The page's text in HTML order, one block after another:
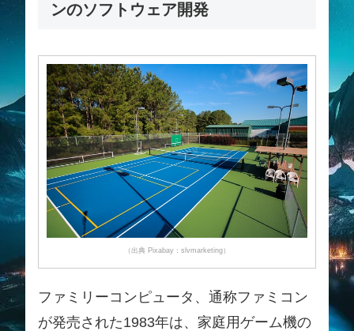
ンのソフトウェア開発
（出典 Pixabay：slvmarketing）
ファミリーコンピュータ、通称ファミコン
が発売された1983年は、家庭用ゲーム機の